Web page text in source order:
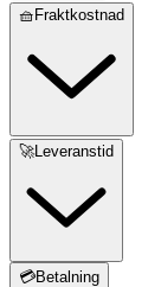
🧺Fraktkostnad
🚀Leveranstid
💳Betalning